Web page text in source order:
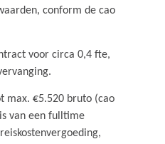
conform de cao
voor circa 0,4 fte,
max. €5.520 bruto (cao
van een fulltime